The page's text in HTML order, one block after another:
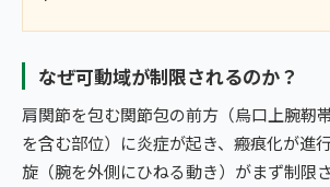
なぜ可動域が制限されるのか？
肩関節を包む関節包の前方（烏口上腕靭
を含む部位）に炎症が起き、瘢痕化が進
旋（腕を外側にひねる動き）がまず制限